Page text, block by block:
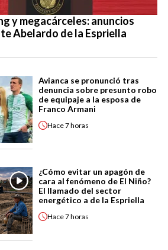
y megacárceles: anuncios
Abelardo de la Espriella
Avianca se pronunció tras
denuncia sobre presunto robo
de equipaje a la esposa de
Franco Armani
Hace7 horas
¿Cómo evitar un apagón de
cara al fenómeno de El Niño?
El llamado del sector
energético a de la Espriella
Hace7 horas